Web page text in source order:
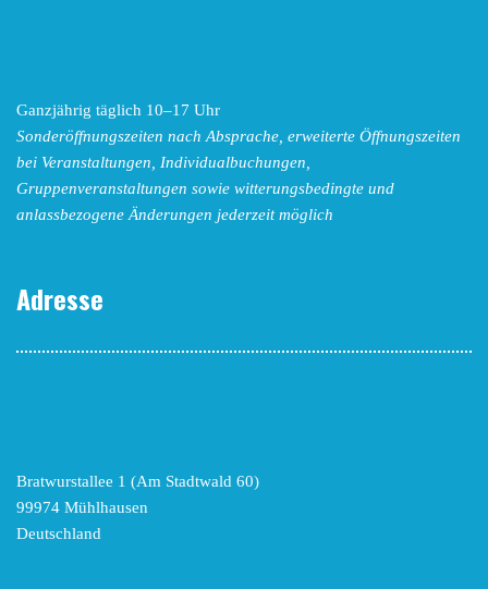
Ganzjährig täglich 10–17 Uhr
Sonderöffnungszeiten nach Absprache, erweiterte Öffnungszeiten
bei Veranstaltungen, Individualbuchungen,
Gruppenveranstaltungen sowie witterungsbedingte und
anlassbezogene Änderungen jederzeit möglich
Adresse
Bratwurstallee 1 (Am Stadtwald 60)
99974 Mühlhausen
Deutschland